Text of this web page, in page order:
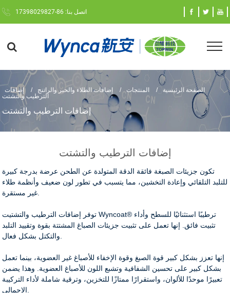
اتصل بنا: 86-17398029827
الصفحة الرئيسية المنتجات إضافات الطلاء والحبر والراتنج
إضافات
الترطيب والتشتت
إضافات الترطيب والتشتت
إضافات الترطيب والتشتت
تكون جزيئات الصبغة فائقة الدقة المتولدة عن الطحن عرضة بدرجة كبيرة
للتلبد التلقائي وإعادة التخشين، مما يتسبب في تطور لون ضعيف وأنظمة طلاء
توفر إضافات الترطيب والتشتيت Wyncoat® ترطيبًا استثنائيًا للسطح وأداء
تثبيت فائق. إنها تعمل على تثبيت جزيئات الصباغ المشتتة بقوة وتقييد التلبد
إنها تعزز بشكل كبير قوة الصبغ وقوة الإخفاء للأصباغ غير العضوية، بينما تعمل
بشكل كبير على تحسين الشفافية وتشبع اللون للأصباغ العضوية. وهذا يضمن
تعبيرًا موحدًا للألوان، واستقرارًا ممتازًا للتخزين، وترقية شاملة لأداء التركيبة